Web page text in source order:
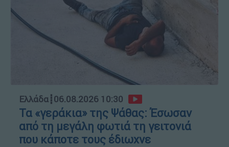
Ελλάδα┋06.08.2026 10:30
Τα «γεράκια» της Ψάθας: Έσωσαν
από τη μεγάλη φωτιά τη γειτονιά
που κάποτε τους έδιωχνε